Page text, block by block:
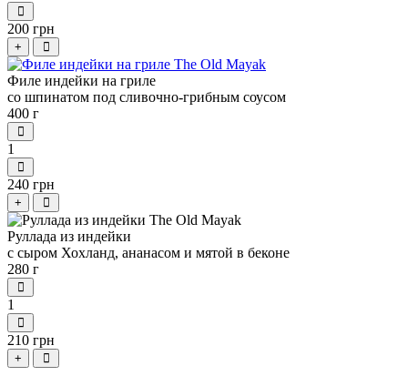
200 грн
+
Филе индейки на гриле
со шпинатом под сливочно-грибным соусом
400 г
1
240 грн
+
Руллада из индейки
с сыром Хохланд, ананасом и мятой в беконе
280 г
1
210 грн
+